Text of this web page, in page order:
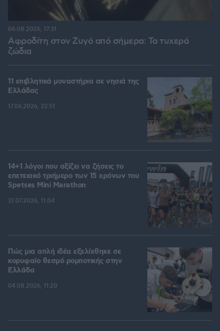
Αφροδίτη στον Ζυγό από σήμερα: Τα τυχερά
ζώδια
06.08.2026, 17:31
11 επιβλητικά μοναστήρια σε νησιά της
Ελλάδας
17.06.2026, 22:51
14+1 λόγοι που αξίζει να ζήσεις το
επετειακό τριήμερο των 15 χρόνων του
Spetses Mini Marathon
31.07.2026, 11:04
Πώς μια απλή ιδέα εξελίχθηκε σε
κορυφαίο θεσμό ρομποτικής στην
Ελλάδα
04.08.2026, 11:20